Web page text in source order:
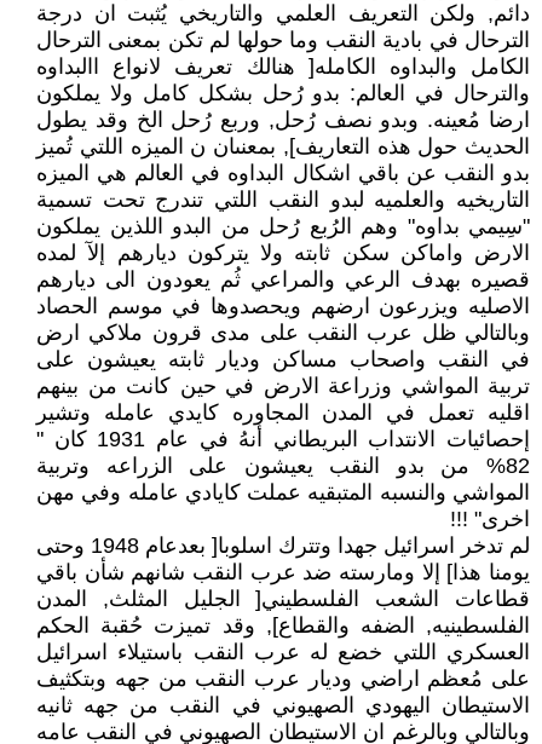
دائم, ولكن التعريف العلمي والتاريخي يُثبت ان درجة
الترحال في بادية النقب وما حولها لم تكن بمعنى الترحال
الكامل والبداوه الكامله[ هنالك تعريف لانواع االبداوه
والترحال في العالم: بدو رُحل بشكل كامل ولا يملكون
ارضا مُعينه. وبدو نصف رُحل, وربع رُحل الخ وقد يطول
الحديث حول هذه التعاريف], بمعنىان ن الميزه اللتي تُميز
بدو النقب عن باقي اشكال البداوه في العالم هي الميزه
التاريخيه والعلميه لبدو النقب اللتي تندرج تحت تسمية
"سِيمي بداوه" وهم الرُبع رُحل من البدو اللذين يملكون
الارض واماكن سكن ثابته ولا يتركون ديارهم إلآ لمده
قصيره بهدف الرعي والمراعي ثُم يعودون الى ديارهم
الاصليه ويزرعون ارضهم ويحصدوها في موسم الحصاد
وبالتالي ظل عرب النقب على مدى قرون ملاكي ارض
في النقب واصحاب مساكن وديار ثابته يعيشون على
تربية المواشي وزراعة الارض في حين كانت من بينهم
اقليه تعمل في المدن المجاوره كايدي عامله وتشير
إحصائيات الانتداب البريطاني أنهُ في عام 1931 كان "
82% من بدو النقب يعيشون على الزراعه وتربية
المواشي والنسبه المتبقيه عملت كايادي عامله وفي مهن
اخرى" !!!
لم تدخر اسرائيل جهدا وتترك اسلوبا[ بعدعام 1948 وحتى
يومنا هذا] إلا ومارسته ضد عرب النقب شانهم شأن باقي
قطاعات الشعب الفلسطيني[ الجليل المثلث, المدن
الفلسطينيه, الضفه والقطاع], وقد تميزت حُقبة الحكم
العسكري اللتي خضع له عرب النقب باستيلاء اسرائيل
على مُعظم اراضي وديار عرب النقب من جهه وبتكثيف
الاستيطان اليهودي الصهيوني في النقب من جهه ثانيه
وبالتالي وبالرغم ان الاستيطان الصهيوني في النقب عامه